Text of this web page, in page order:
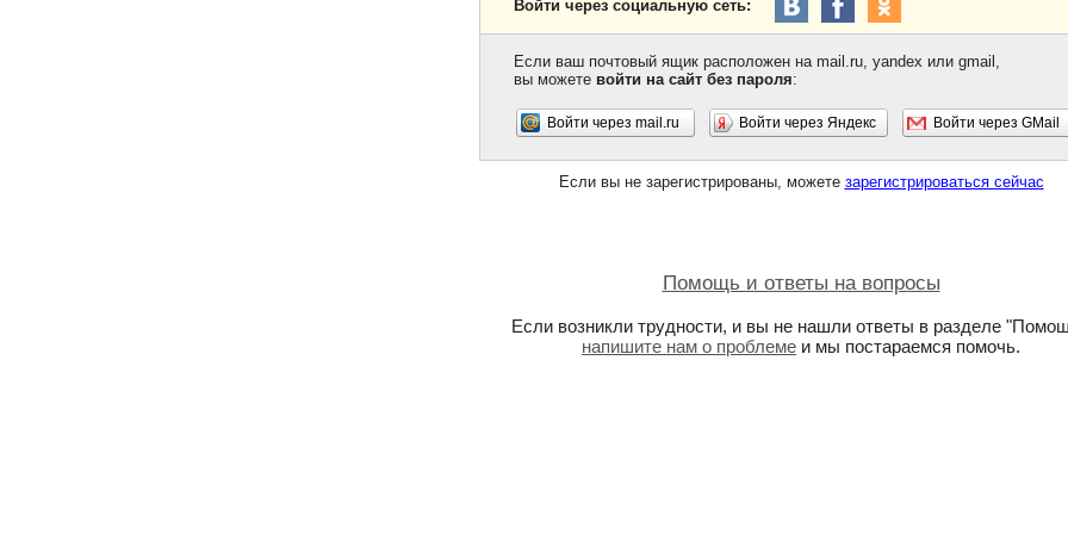
Войти через социальную сеть:
Если ваш почтовый ящик расположен на mail.ru, yandex или gmail,
вы можете войти на сайт без пароля:
Войти через mail.ru Войти через Яндекс Войти через GMail
Если вы не зарегистрированы, можете зарегистрироваться сейчас
Помощь и ответы на вопросы
Если возникли трудности, и вы не нашли ответы в разделе
напишите нам о проблеме и мы постараемся помочь.